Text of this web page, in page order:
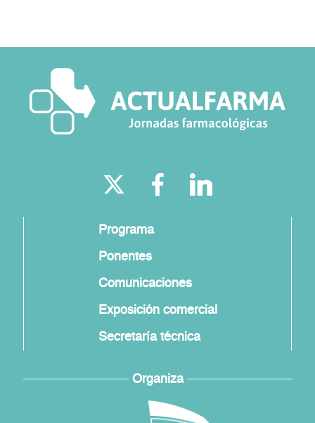
Programa
Ponentes
Comunicaciones
Exposición comercial
Secretaría técnica
Organiza